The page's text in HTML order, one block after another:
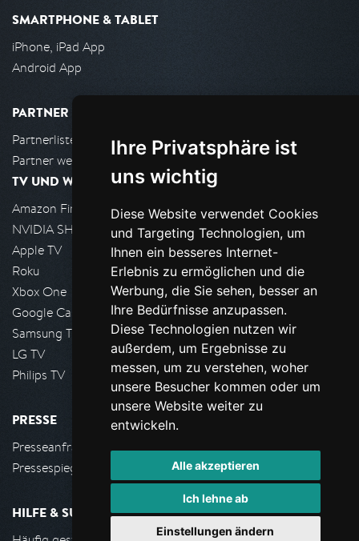
Ihre Privatsphäre ist
uns wichtig
Diese Website verwendet Cookies
und Targeting Technologien, um
Ihnen ein besseres Internet-
Erlebnis zu ermöglichen und die
Werbung, die Sie sehen, besser an
Ihre Bedürfnisse anzupassen.
Diese Technologien nutzen wir
außerdem, um Ergebnisse zu
messen, um zu verstehen, woher
unsere Besucher kommen oder um
unsere Website weiter zu
entwickeln.
Alle akzeptieren
Ich lehne ab
Einstellungen ändern
SMARTPHONE & TABLET
iPhone, iPad App
Android App
PARTNER
Partnerliste
Partner werden
TV UND WOHNZIMMER
Amazon FireTV
NVIDIA SHIELD, Google TV
Apple TV
Roku
Xbox One
Google Cast
Samsung TV
LG TV
Philips TV
PRESSE
Presseanfrage stellen
Pressespiegel
HILFE & SUPPORT